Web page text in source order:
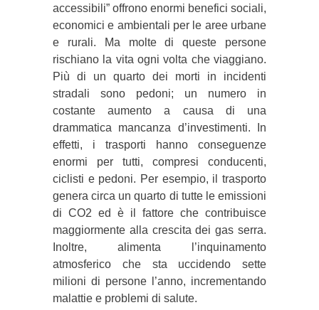
accessibili” offrono enormi benefici sociali,
economici e ambientali per le aree urbane
e rurali. Ma molte di queste persone
rischiano la vita ogni volta che viaggiano.
Più di un quarto dei morti in incidenti
stradali sono pedoni; un numero in
costante aumento a causa di una
drammatica mancanza d’investimenti. In
effetti, i trasporti hanno conseguenze
enormi per tutti, compresi conducenti,
ciclisti e pedoni. Per esempio, il trasporto
genera circa un quarto di tutte le emissioni
di CO2 ed è il fattore che contribuisce
maggiormente alla crescita dei gas serra.
Inoltre, alimenta l’inquinamento
atmosferico che sta uccidendo sette
milioni di persone l’anno, incrementando
malattie e problemi di salute.